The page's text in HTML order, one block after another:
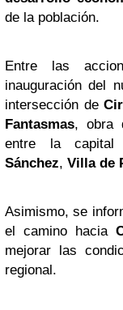
de la población.
Entre las
inauguración del
intersección de
Fantasmas, obra
entre la capital
Sánchez, Villa de
Asimismo, se
el camino hacia
mejorar las
regional.